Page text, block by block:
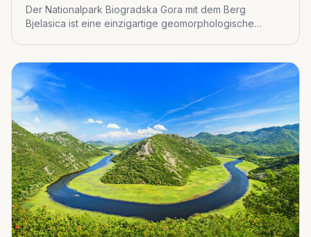
Der Nationalpark Biogradska Gora mit dem Berg
Bjelasica ist eine einzigartige geomorphologische